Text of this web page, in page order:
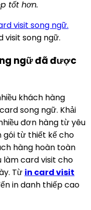
tốt hơn.
visit song ngữ.
ngữ đã được
khách hàng
song ngữ. Khải
đơn hàng từ yêu
gói từ thiết kế cho
hàng hoàn toàn
làm card visit cho
Từ in card visit
in danh thiếp cao